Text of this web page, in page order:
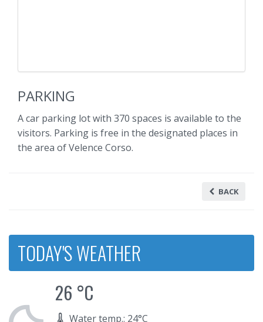
PARKING
A car parking lot with 370 spaces is available to the
visitors. Parking is free in the designated places in
the area of Velence Corso.
BACK
TODAY'S WEATHER
26 °C
Water temp.: 24°C